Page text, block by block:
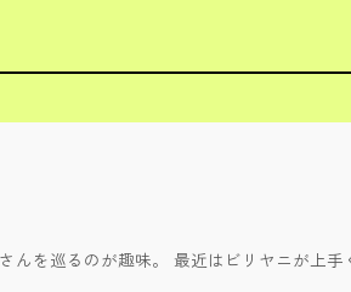
を巡るのが趣味。 最近はビリヤニが上手